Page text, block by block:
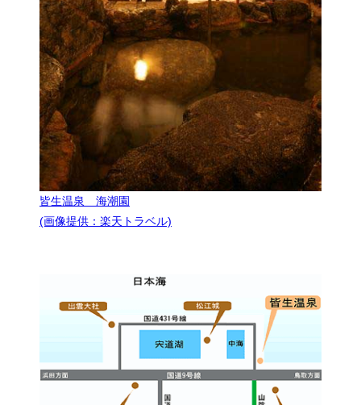
皆生温泉 海潮園
(画像提供：楽天トラベル)